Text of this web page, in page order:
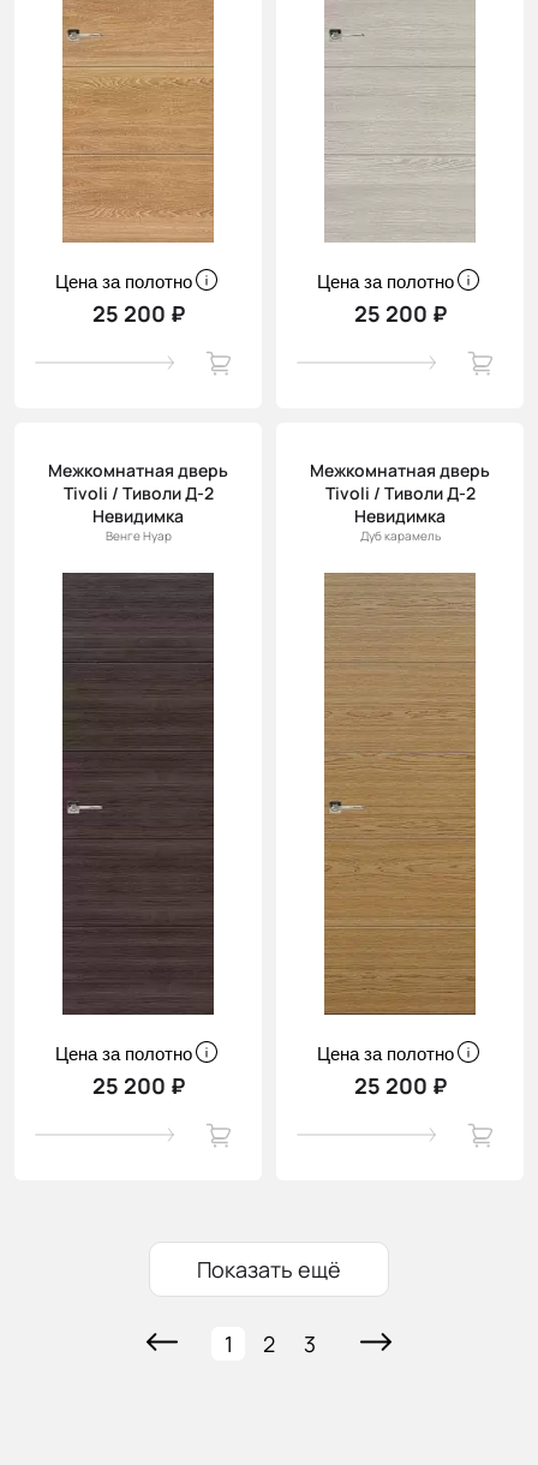
Цена за полотно
25 200 ₽
Цена за полотно
25 200 ₽
Межкомнатная дверь
Tivoli / Тиволи Д-2
Невидимка
Венге Нуар
Цена за полотно
25 200 ₽
Межкомнатная дверь
Tivoli / Тиволи Д-2
Невидимка
Дуб карамель
Цена за полотно
25 200 ₽
Показать ещё
1 2 3